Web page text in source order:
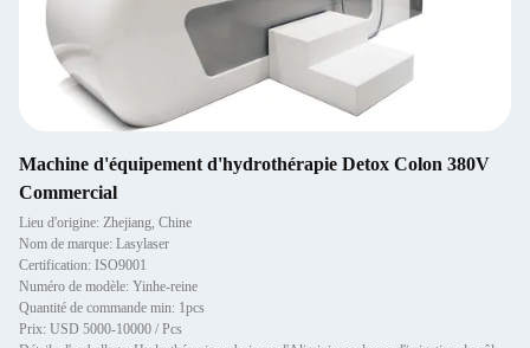
Machine d'équipement d'hydrothérapie Detox Colon 380V
Commercial
Lieu d'origine: Zhejiang, Chine
Nom de marque: Lasylaser
Certification: ISO9001
Numéro de modèle: Yinhe-reine
Quantité de commande min: 1pcs
Prix: USD 5000-10000 / Pcs